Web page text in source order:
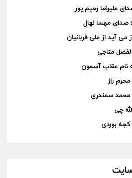
صدای مهسا نهال
آید از علی قربانیان
متاجی
نام عقاب آسمون
راز
چی
کجه بوردی